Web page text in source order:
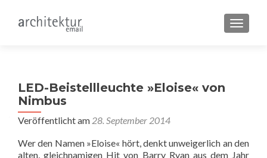
LED-Beistellleuchte »Eloise« von
Nimbus
Veröffentlicht am 28. September 2014
Wer den Namen »Eloise« hört, denkt unweigerlich an den
alten, gleichnamigen Hit von Barry Ryan aus dem Jahr